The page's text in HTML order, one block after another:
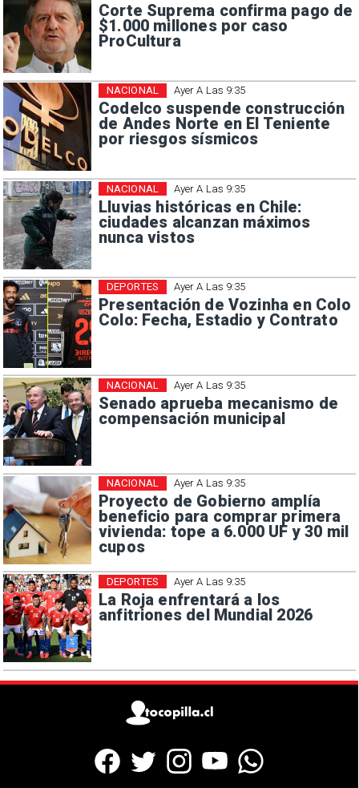
Corte Suprema confirma pago de
$1.000 millones por caso
ProCultura
Ayer A Las 9:35
Codelco suspende construcción
de Andes Norte en El Teniente
por riesgos sísmicos
NACIONAL
Ayer A Las 9:35
Lluvias históricas en Chile:
ciudades alcanzan máximos
nunca vistos
NACIONAL
Ayer A Las 9:35
Presentación de Vozinha en Colo
Colo: Fecha, Estadio y Contrato
DEPORTES
Ayer A Las 9:35
Senado aprueba mecanismo de
compensación municipal
NACIONAL
Ayer A Las 9:35
Proyecto de Gobierno amplía
beneficio para comprar primera
vivienda: tope a 6.000 UF y 30 mil
cupos
NACIONAL
Ayer A Las 9:35
La Roja enfrentará a los
anfitriones del Mundial 2026
DEPORTES